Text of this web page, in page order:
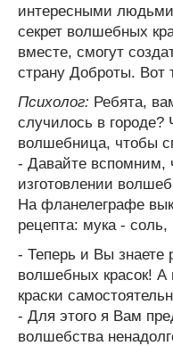
интересными
секрет волшебных
вместе, смогут
страну Доброты. Вот
Психолог: Ребята,
случилось в
волшебница, чтобы
- Давайте вспомним,
изготовлении
На фланелеграфе
рецепта: мука -
- Теперь и Вы знаете
волшебных красок! А
краски
- Для этого я Вам
волшебства